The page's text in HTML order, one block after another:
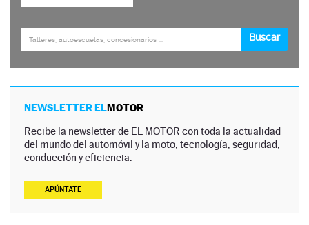
NEWSLETTER ELMOTOR
Recibe la newsletter de EL MOTOR con toda la actualidad
del mundo del automóvil y la moto, tecnología, seguridad,
conducción y eficiencia.
APÚNTATE